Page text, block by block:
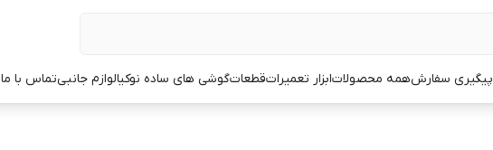
پیگیری سفارشهمه محصولاتابزار تعمیراتقطعاتگوشی های ساده نوکیالوازم جانبیتماس با ما